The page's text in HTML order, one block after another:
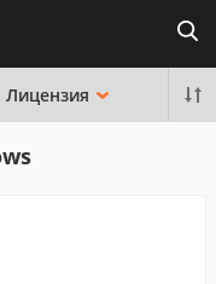
Лицензия